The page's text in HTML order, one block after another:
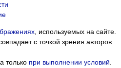
, используемых на сайте.
с точкой зрения авторов
только при выполнении условий.